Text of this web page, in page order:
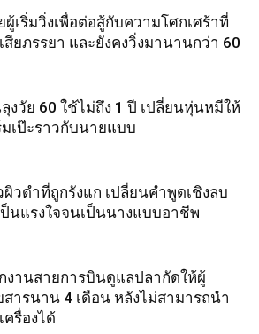
ผู้เริ่มวิ่งเพื่อต่อสู้กับความโศกเศร้าที่
สียภรรยา และยังคงวิ่งมานานกว่า 60
งวัย 60 ใช้ไม่ถึง 1 ปี เปลี่ยนหุ่นหมีให้
มเป๊ะราวกับนายแบบ
ผิวดำที่ถูกรังแก เปลี่ยนคำพูดเชิงลบ
ป็นแรงใจจนเป็นนางแบบอาชีพ
งานสายการบินดูแลปลากัดให้ผู้
สารนาน 4 เดือน หลังไม่สามารถนำ
ครื่องได้